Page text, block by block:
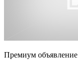
Премиум объявление